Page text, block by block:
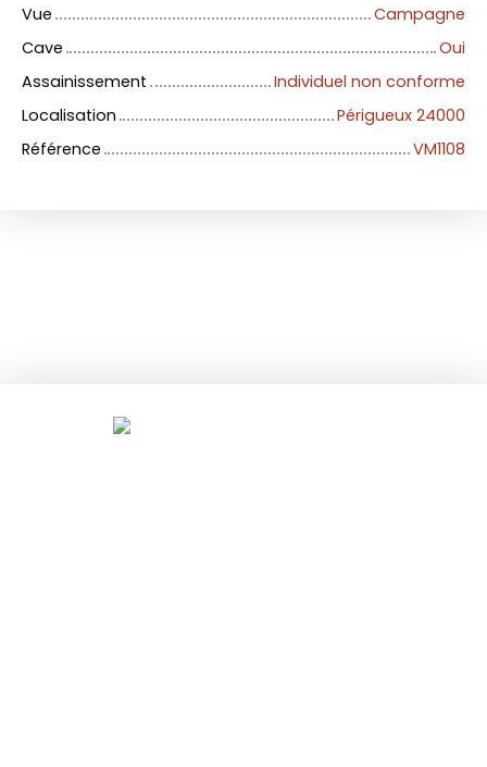
Vue
Campagne
Cave
Oui
Assainissement
Individuel non conforme
Localisation
Périgueux 24000
Référence
VM1108